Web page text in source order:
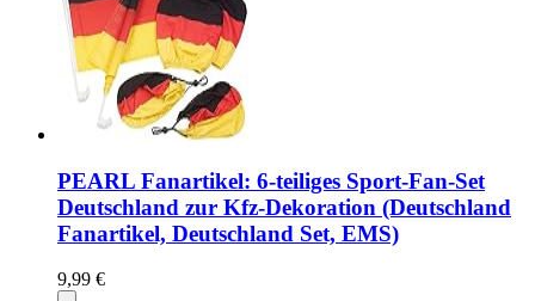
PEARL Fanartikel: 6-teiliges Sport-Fan-Set
Deutschland zur Kfz-Dekoration (Deutschland
Fanartikel, Deutschland Set, EMS)
9,99 €